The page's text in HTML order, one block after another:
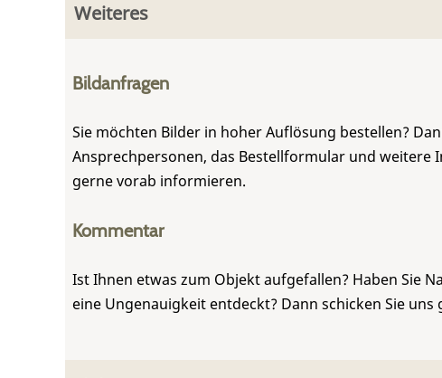
Weiteres
Bildanfragen
Sie möchten Bilder in hoher Auflösung bestellen?
Ansprechpersonen, das Bestellformular und weitere
gerne vorab informieren.
Kommentar
Ist Ihnen etwas zum Objekt aufgefallen? Haben Sie
eine Ungenauigkeit entdeckt? Dann schicken Sie uns